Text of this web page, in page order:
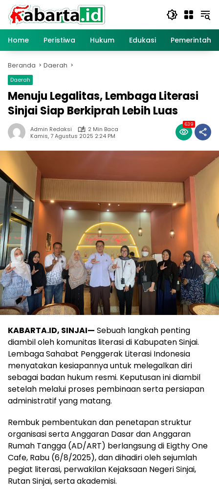
Langsung
konten
Home
Peristiwa Hukum Edukasi
Beranda Daerah
Daerah
Menuju Legalitas, Lembaga Literasi
Sinjai Siap Berkiprah Lebih Luas
Admin Redaksi
2 Min Baca
Kamis, 7 Agustus 2025 2:24 PM
639
KABARTA.ID, SINJAI— Sebuah langkah penting
diambil oleh komunitas literasi di Kabupaten Sinjai.
Lembaga Sahabat Penggerak Literasi Indonesia
menyatakan kesiapannya untuk melegalkan diri
sebagai badan hukum resmi. Keputusan ini diambil
setelah melalui proses pembinaan serta persiapan
administratif yang matang.
Rembuk pembentukan dan penetapan struktur
organisasi serta Anggaran Dasar dan Anggaran
Rumah Tangga (AD/ART) berlangsung di Eigthy One
Cafe, Rabu (6/8/2025), dan dihadiri oleh sejumlah
pegiat literasi, perwakilan Kejaksaan Negeri Sinjai,
Rutan Sinjai, serta akademisi.